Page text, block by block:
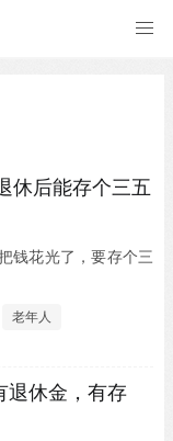
休后能存个三五
钱花光了，要存个三
老年人
退休金，有存